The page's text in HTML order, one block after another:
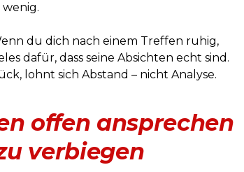
du dich nach einem Treffen ruhig,
dafür, dass seine Absichten echt sind.
lohnt sich Abstand – nicht Analyse.
offen ansprechen
verbiegen